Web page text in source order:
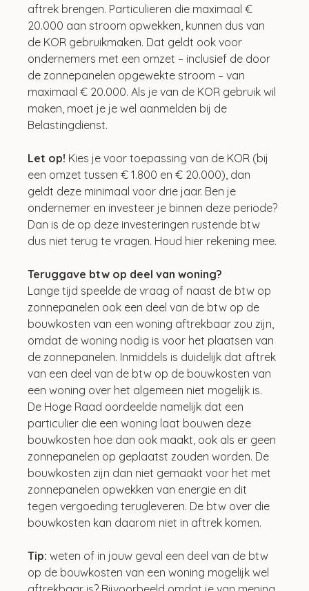
aftrek brengen. Particulieren die maximaal €
20.000 aan stroom opwekken, kunnen dus van
de KOR gebruikmaken. Dat geldt ook voor
ondernemers met een omzet – inclusief de door
de zonnepanelen opgewekte stroom – van
maximaal € 20.000. Als je van de KOR gebruik wil
maken, moet je je wel aanmelden bij de
Belastingdienst.
Let op! Kies je voor toepassing van de KOR (bij
een omzet tussen € 1.800 en € 20.000), dan
geldt deze minimaal voor drie jaar. Ben je
ondernemer en investeer je binnen deze periode?
Dan is de op deze investeringen rustende btw
dus niet terug te vragen. Houd hier rekening mee.
Teruggave btw op deel van woning?
Lange tijd speelde de vraag of naast de btw op
zonnepanelen ook een deel van de btw op de
bouwkosten van een woning aftrekbaar zou zijn,
omdat de woning nodig is voor het plaatsen van
de zonnepanelen. Inmiddels is duidelijk dat aftrek
van een deel van de btw op de bouwkosten van
een woning over het algemeen niet mogelijk is.
De Hoge Raad oordeelde namelijk dat een
particulier die een woning laat bouwen deze
bouwkosten hoe dan ook maakt, ook als er geen
zonnepanelen op geplaatst zouden worden. De
bouwkosten zijn dan niet gemaakt voor het met
zonnepanelen opwekken van energie en dit
tegen vergoeding terugleveren. De btw over die
bouwkosten kan daarom niet in aftrek komen.
Tip: weten of in jouw geval een deel van de btw
op de bouwkosten van een woning mogelijk wel